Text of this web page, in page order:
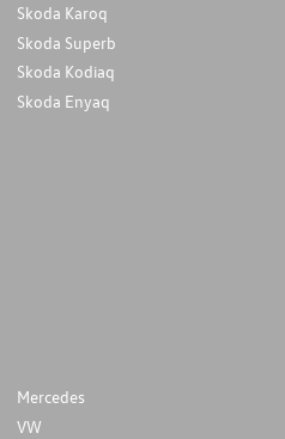
Skoda Karoq
Skoda Superb
Skoda Kodiaq
Skoda Enyaq
Mercedes
VW